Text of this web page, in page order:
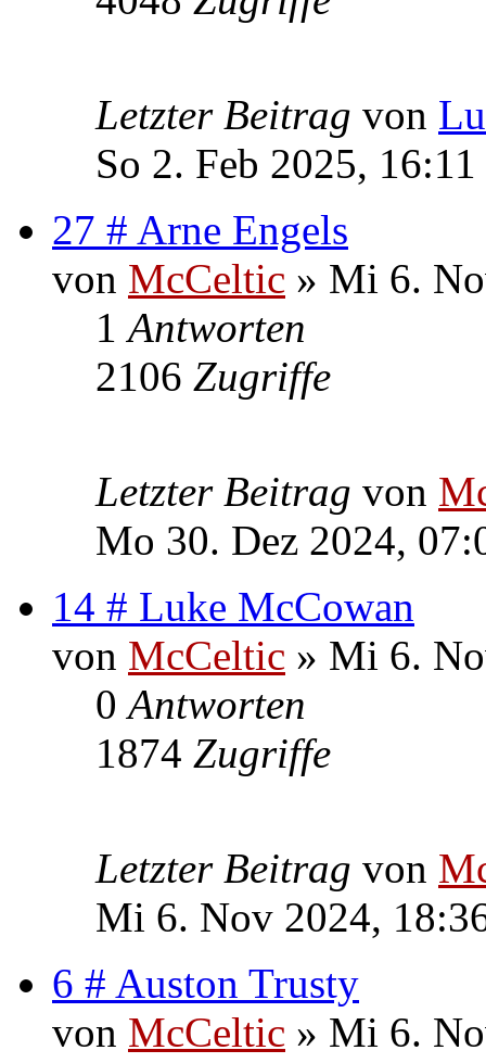
Letzter Beitrag von
So 2. Feb 2025, 16:11
27 # Arne Engels
von McCeltic » Mi 6.
1Antworten
2106 Zugriffe
Letzter Beitrag von
Mo 30. Dez 2024,
14 # Luke McCowan
von McCeltic » Mi 6.
0Antworten
1874 Zugriffe
Letzter Beitrag von
Mi 6. Nov 2024,
6 # Auston Trusty
von McCeltic » Mi 6.